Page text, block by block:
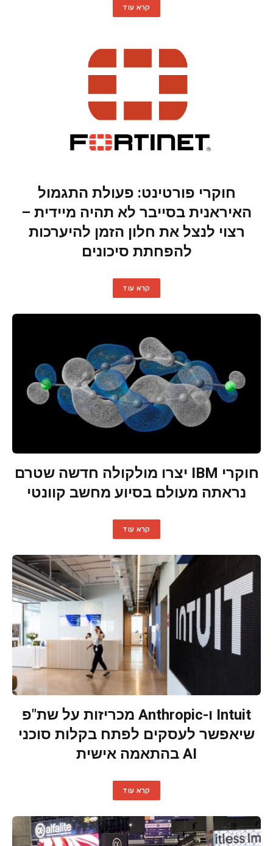
קרא עוד
חוקרי פורטינט: פעולת התגמול
האיראנית בסייבר לא תהיה מיידית –
רצוי לנצל את חלון הזמן להיערכות
להפחתת סיכונים
קרא עוד
חוקרי IBM יצרו מולקולה חדשה שטרם
נראתה מעולם בסיוע מחשב קוונטי
קרא עוד
Intuit ו-Anthropic מכריזות על שת"פ
שיאפשר לעסקים לפתח בקלות סוכני
AI בהתאמה אישית
קרא עוד